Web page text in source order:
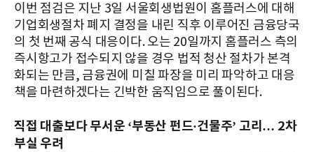
이번 점검은 지난 3일 서울회생법원이 홈플러스에 대해
기업회생절차 폐지 결정을 내린 직후 이루어진 금융당국
의 첫 번째 공식 대응이다. 오는 20일까지 홈플러스 측의
즉시항고가 접수되지 않을 경우 법적 청산 절차가 본격
화되는 만큼, 금융권에 미칠 파장을 미리 파악하고 대응
책을 마련하겠다는 긴박한 움직임으로 풀이된다.
직접 대출보다 무서운 ‘부동산 펀드·건물주’ 고리… 2차
부실 우려